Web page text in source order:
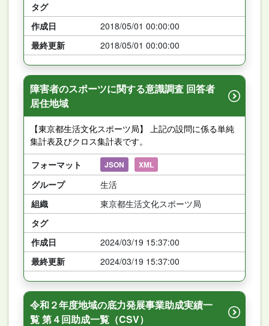
タグ
作成日
2018/05/01 00:00:00
最終更新
2018/05/01 00:00:00
障害者のスポーツに関する意識調査 回答者
居住地域
【東京都生活文化スポーツ局】 上記の設問に係る単純
集計表及びクロス集計表です。
フォーマット
JSON XML
グループ
生活
組織
東京都生活文化スポーツ局
タグ
作成日
2024/03/19 15:37:00
最終更新
2024/03/19 15:37:00
令和２年度地域の底力発展事業助成実績一
覧 第４回助成一覧（CSV）